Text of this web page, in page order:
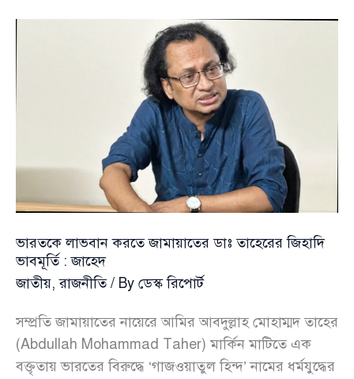
ভারতকে লাভবান করতে জামায়াতের ডাঃ তাহেরের জিহাদি
ভাবমূর্তি : জাহেদ
জাতীয়,রাজনীতি/ By ডেস্ক রিপোর্ট
সম্প্রতি জামায়াতের নায়েরে আমির আবদুল্লাহ মোহাম্মদ তাহের
(Abdullah Mohammad Taher) মার্কিন মাটিতে এক
বক্তৃতায় ভারতের বিরুদ্ধে ‘গাজওয়াতুল হিন্দ’ নামের ধর্মযুদ্ধের